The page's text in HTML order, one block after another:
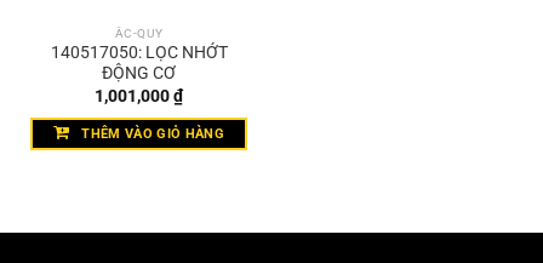
ẮC-QUY
140517050: LỌC NHỚT
ĐỘNG CƠ
1,001,000₫
THÊM VÀO GIỎ HÀNG